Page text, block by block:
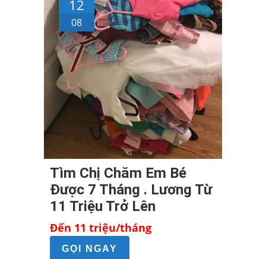
12
08
Tìm Chị Chăm Em Bé
Được 7 Tháng . Lương Từ
11 Triệu Trở Lên
Đến 11 triệu/tháng
GỌI NGAY